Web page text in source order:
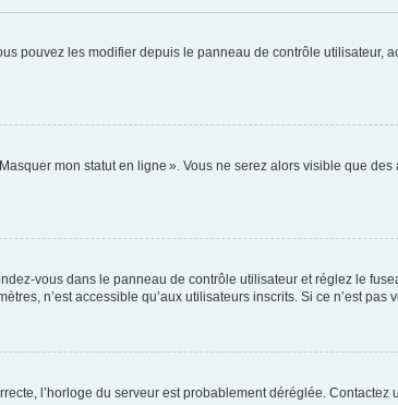
pouvez les modifier depuis le panneau de contrôle utilisateur,
mon statut en ligne ». Vous ne serez alors visible que
vous dans le panneau de contrôle utilisateur et réglez le
n’est accessible qu’aux utilisateurs inscrits. Si ce n’est pas
l’horloge du serveur est probablement déréglée. Contactez